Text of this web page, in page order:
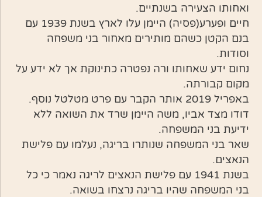
ואחותו הצעירה בשנתיים.
חיים ופערע(פסיה) היימן עלו לארץ בשנת 1939 עם
בנם הקטן כשהם מותירים מאחור בני משפחה
וסודות.
נחום ידע שאחותו ורה נפטרה כתינוקת אך לא ידע על
מקום קבורתה.
באפריל 2019 אותר הקבר עם פרט מטלטל נוסף.
דודו מצד אביו, משה היימן שרד את השואה ללא
ידיעת בני המשפחה.
שאר בני המשפחה שנותרו בריגה, נעלמו עם פלישת
הנאצים.
בשנת 1941 עם פלישת הנאצים לריגה נאמר כי כל
בני המשפחה שהיו בריגה נרצחו בשואה.